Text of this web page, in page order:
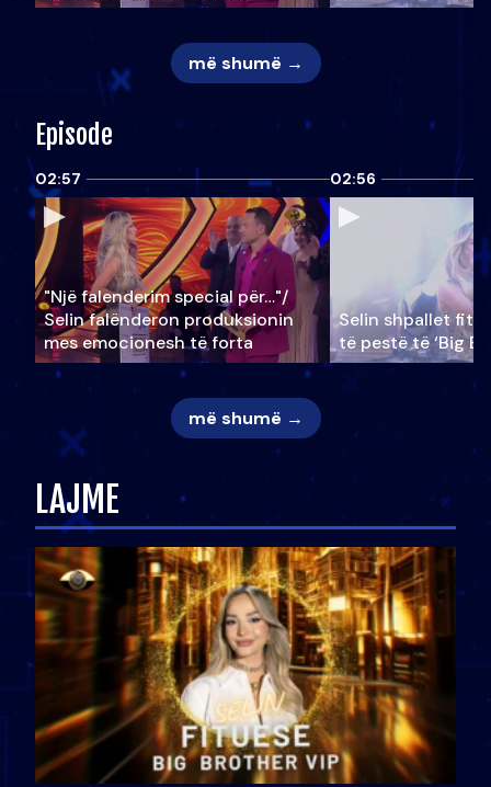
më shumë →
Episode
02:57
"Një falenderim special për…"/
Selin falënderon produksionin
mes emocionesh të forta
02:56
Selin shpallet
të pestë të ‘Big
më shumë →
LAJME